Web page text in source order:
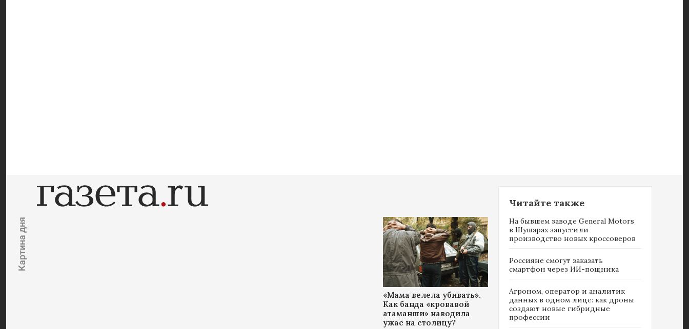
Картина дня
«Мама велела убивать».
Как банда «кровавой
атаманши» наводила
ужас на столицу?
Читайте также
На бывшем заводе General Motors
в Шушарах запустили
производство новых кроссоверов
Россияне cмогут заказать
смартфон через ИИ-пощника
Агроном, оператор и аналитик
данных в одном лице: как дроны
создают новые гибридные
профессии